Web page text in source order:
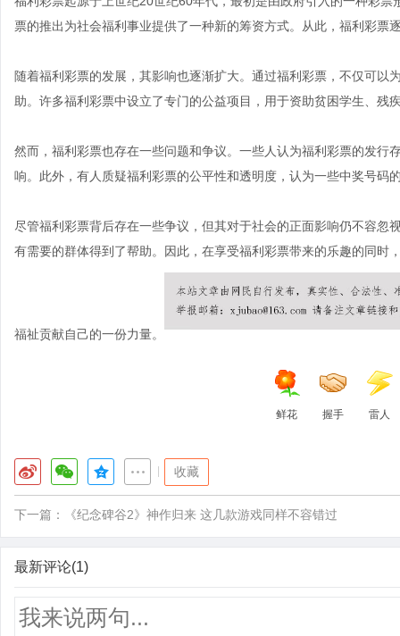
票的推出为社会福利事业提供了一种新的筹资方式。从此，福利彩票
随着福利彩票的发展，其影响也逐渐扩大。通过福利彩票，不仅可
助。许多福利彩票中设立了专门的公益项目，用于资助贫困学生、残
然而，福利彩票也存在一些问题和争议。一些人认为福利彩票的发行
响。此外，有人质疑福利彩票的公平性和透明度，认为一些中奖号码
尽管福利彩票背后存在一些争议，但其对于社会的正面影响仍不容
有需要的群体得到了帮助。因此，在享受福利彩票带来的乐趣的同时
福祉贡献自己的一份力量。
鲜花 握手 雷人
收藏
下一篇： 《纪念碑谷2》神作归来 这几款游戏同样不容错过
最新评论(1)